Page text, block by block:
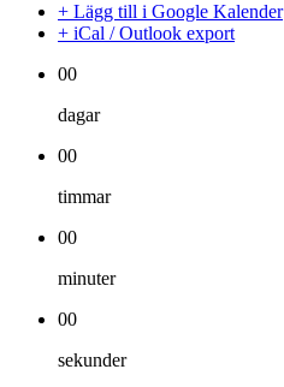
+ Lägg till i Google Kalender
+ iCal / Outlook export
00
dagar
00
timmar
00
minuter
00
sekunder